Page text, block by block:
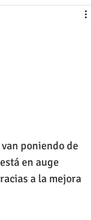
poniendo de
en auge
a la mejora